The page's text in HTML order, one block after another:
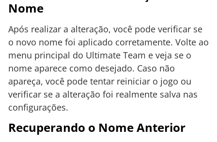
Nome
Após realizar a alteração, você pode verificar se
o novo nome foi aplicado corretamente. Volte ao
menu principal do Ultimate Team e veja se o
nome aparece como desejado. Caso não
apareça, você pode tentar reiniciar o jogo ou
verificar se a alteração foi realmente salva nas
configurações.
Recuperando o Nome Anterior